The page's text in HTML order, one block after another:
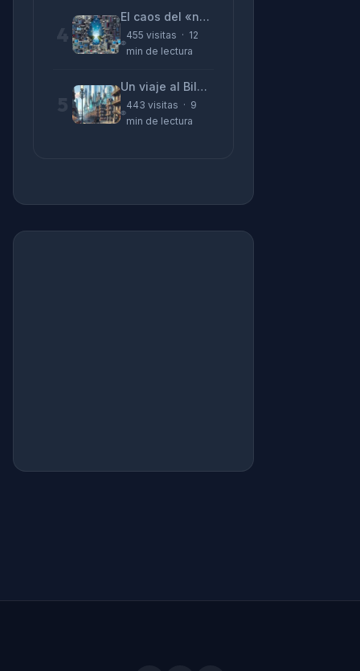
El caos del «no funciona nada» y la realidad tras la pantalla
455 visitas · 12
min de lectura
Un viaje al Bilbao de 2026 con sabor a 1895
443 visitas · 9
min de lectura